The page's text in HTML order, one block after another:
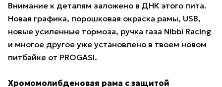
Внимание к деталям заложено в ДНК этого пита.
Новая графика, порошковая окраска рамы, USB,
новые усиленные тормоза, ручка газа Nibbi Racing
и многое другое уже установлено в твоем новом
питбайке от PROGASI.
Хромомолибденовая рама с защитой